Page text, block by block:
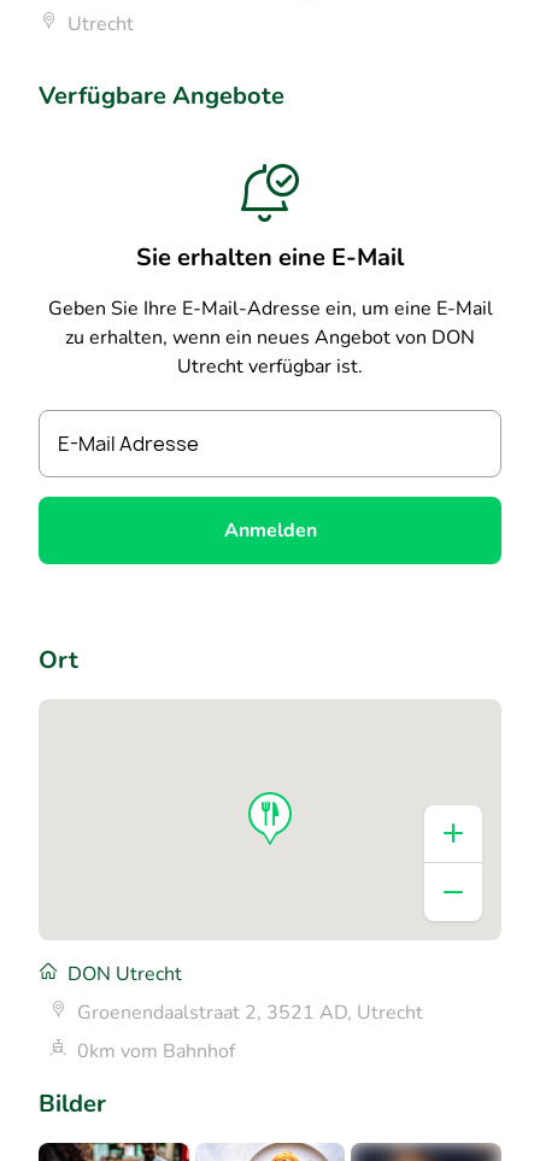
Utrecht
Verfügbare Angebote
Sie erhalten eine E-Mail
Geben Sie Ihre E-Mail-Adresse ein, um eine E-Mail
zu erhalten, wenn ein neues Angebot von DON
Utrecht verfügbar ist.
E-Mail Adresse
Anmelden
Bilder
Ort
DON Utrecht
Groenendaalstraat 2, 3521 AD, Utrecht
0km vom Bahnhof